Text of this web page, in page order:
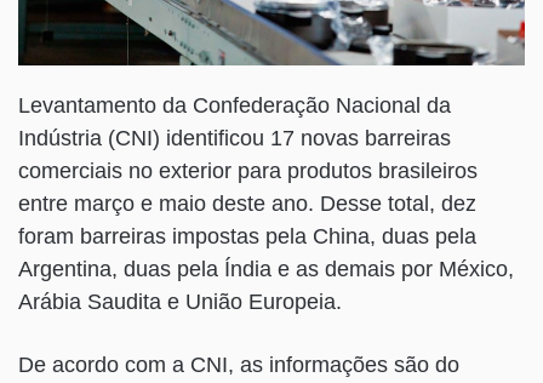
Levantamento da Confederação Nacional da
Indústria (CNI) identificou 17 novas barreiras
comerciais no exterior para produtos brasileiros
entre março e maio deste ano. Desse total, dez
foram barreiras impostas pela China, duas pela
Argentina, duas pela Índia e as demais por México,
Arábia Saudita e União Europeia.
De acordo com a CNI, as informações são do